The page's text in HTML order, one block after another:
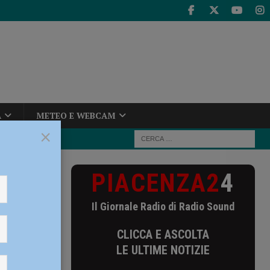
METEO E WEBCAM
una
una
PIACENZA24
Il Giornale Radio di Radio Sound
CLICCA E ASCOLTA
LE ULTIME NOTIZIE
×